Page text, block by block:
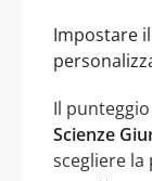
Impostare
Il
Scienze
scegliere